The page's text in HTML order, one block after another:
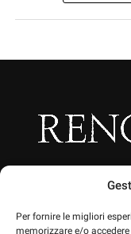
Per fornire le migliori
memorizzare e/o